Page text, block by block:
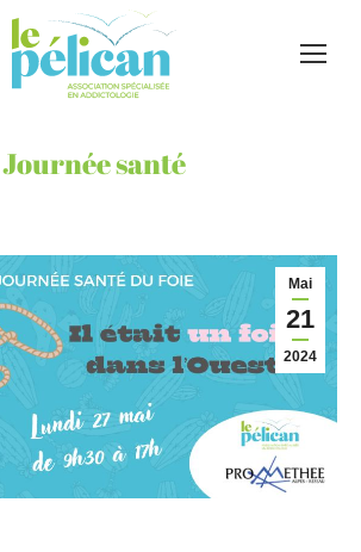
Journée santé
Mai
21
2024